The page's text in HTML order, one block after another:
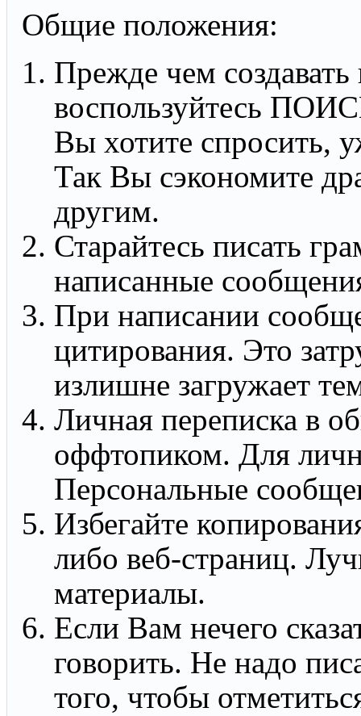
Общие положения:
Прежде чем
воспользуйтесь
Вы хотите спросить,
Так Вы сэкономите
другим.
Старайтесь писать
написанные
При написании
цитирования. Это
излишне загружает
Личная переписка в
оффтопиком. Для
Персональные
Избегайте
либо веб-страниц.
материалы.
Если Вам нечего
говорить. Не надо
того, чтобы